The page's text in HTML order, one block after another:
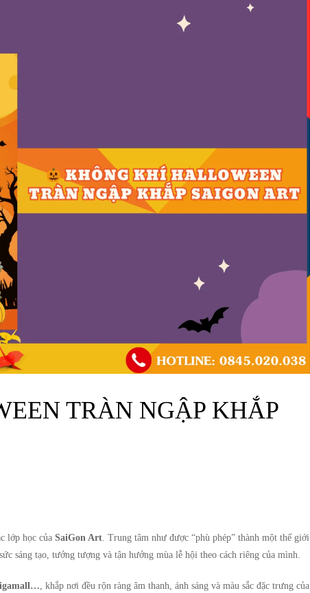
TRÀN NGẬP KHẮP
lớp học của SaiGon Art . Trung tâm như được “phù phép” thành một thế giới
sáng tạo, tưởng tượng và tận hưởng mùa lễ hội theo cách riêng của mình.
, khắp nơi đều rộn ràng âm thanh, ánh sáng và màu sắc đặc trưng của